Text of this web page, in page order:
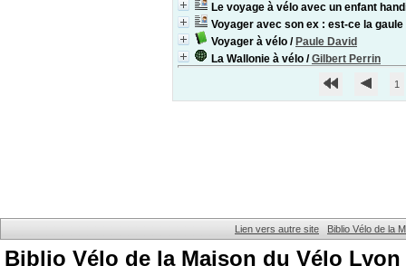
Le voyage à vélo avec un enfant
Voyager avec son ex : est-ce la gaule
Voyager à vélo / Paule David
La Wallonie à vélo /Gilbert Perrin
1
Lien vers autre site Biblio Vélo de la
Biblio Vélo de la Maison du Vélo Lyon